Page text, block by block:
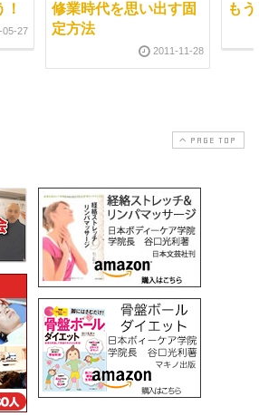
05-27
修業時代を思い出す固
定方法
2011-11-28
も
PAGE TOP